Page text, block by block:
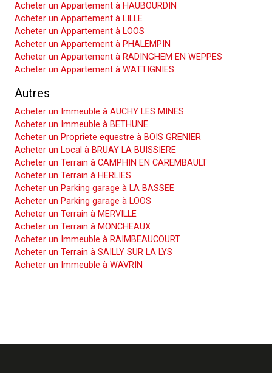
Acheter un Appartement à HAUBOURDIN
Acheter un Appartement à LILLE
Acheter un Appartement à LOOS
Acheter un Appartement à PHALEMPIN
Acheter un Appartement à RADINGHEM EN WEPPES
Acheter un Appartement à WATTIGNIES
Autres
Acheter un Immeuble à AUCHY LES MINES
Acheter un Immeuble à BETHUNE
Acheter un Propriete equestre à BOIS GRENIER
Acheter un Local à BRUAY LA BUISSIERE
Acheter un Terrain à CAMPHIN EN CAREMBAULT
Acheter un Terrain à HERLIES
Acheter un Parking garage à LA BASSEE
Acheter un Parking garage à LOOS
Acheter un Terrain à MERVILLE
Acheter un Terrain à MONCHEAUX
Acheter un Immeuble à RAIMBEAUCOURT
Acheter un Terrain à SAILLY SUR LA LYS
Acheter un Immeuble à WAVRIN